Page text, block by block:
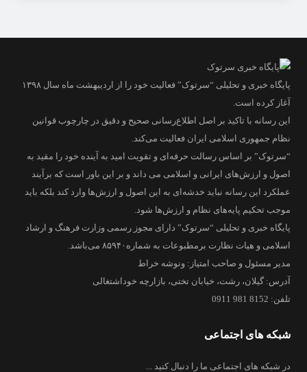
پایگاه خبری و تحلیلی “سرتوک” فعالیت خود را از اردیبهشت ماه سال ۱۳۹۸
آغاز کرده است.
این رسانه با تاکید بر اصل اطلاع‌رسانی صحیح و دقیق در چارچوب قوانین
نظام جمهوری اسلامی ایران فعالیت می‌کند.
“سرتوک” بر اساس رسالت حرفه‌ای و تقویت امید به آینده خود را مقید به
اصول و ارزش‌های ایرانی و اسلامی می داند و بر این باور است که برآیند
عملکرد این رسانه نباید خدشه‌ای به این اصول و ارزش‌ها وارد کند بلکه باید
موجب تحکیم پایه‌های نظام و ارزش‌ها شود.
پایگاه خبری و تحلیلی “سرتوک” دارای مجوز رسمی وزارت فرهنگ و ارشاد
اسلامی و هیات نظارت برمطبوعات به شماره۸۵۹۴۰ می‌باشد.
مدیر مسئول و صاحب امتیاز: ونوشه خراط
آدرس: گیلان، رشت، خیابان تختی، بازارچه خوداشتغالی
تلفن: 8152 981 0911
شبکه های اجتماعی
در شبکه های اجتماعی ما را دنبال کنید ...